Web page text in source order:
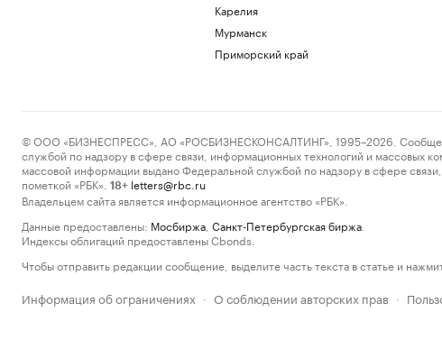
Карелия
Мурманск
Приморский край
© ООО «БИЗНЕСПРЕСС», АО «РОСБИЗНЕСКОНСАЛТИНГ», 1995–2026. Сообщения
службой по надзору в сфере связи, информационных технологий и массовых
массовой информации выдано Федеральной службой по надзору в сфере
пометкой «РБК».
18+ letters@rbc.ru
Владельцем сайта является информационное агентство «РБК».
Данные предоставлены: Мосбиржа Санкт-Петербургская биржа
Индексы облигаций предоставлены Cbonds.
Чтобы отправить редакции сообщение, выделите часть текста в статье и
Информация об ограничениях · О соблюдении авторских прав ·